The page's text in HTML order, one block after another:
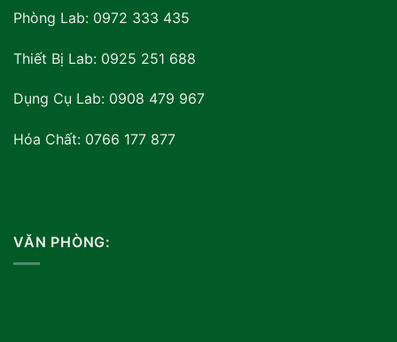
Phòng Lab: 0972 333 435
Thiết Bị Lab: 0925 251 688
Dụng Cụ Lab: 0908 479 967
Hóa Chất: 0766 177 877
VĂN PHÒNG: